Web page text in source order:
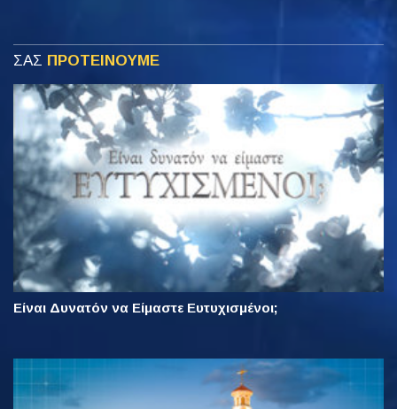
ΣΑΣ ΠΡΟΤΕΙΝΟΥΜΕ
Είναι Δυνατόν να Είμαστε Ευτυχισμένοι;